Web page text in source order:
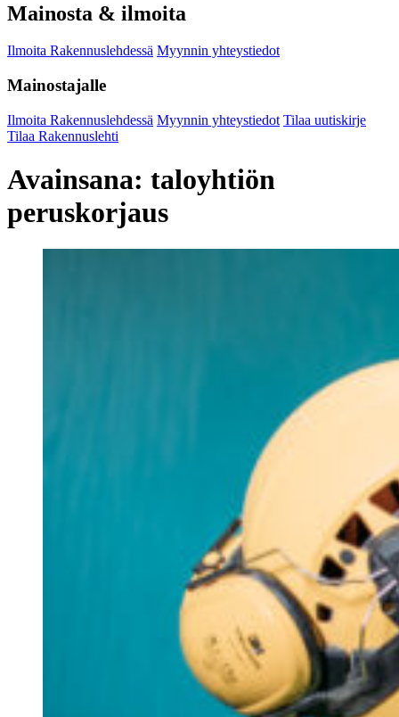
Mainosta & ilmoita
Ilmoita Rakennuslehdessä Myynnin yhteystiedot
Mainostajalle
Ilmoita Rakennuslehdessä Myynnin yhteystiedot Tilaa uutiskirje
Tilaa Rakennuslehti
Avainsana: taloyhtiön
peruskorjaus